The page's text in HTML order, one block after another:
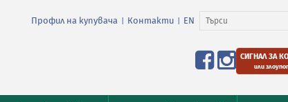
Профил на купувача Контакти EN
СИГНАЛ ЗА
или